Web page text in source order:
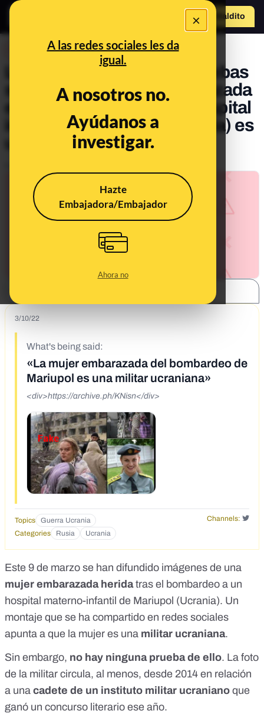
×
A las redes sociales les da
igual.
A nosotros no.
Ayúdanos a
investigar.
Hazte
Embajadora/Embajador
Ahora no
Hazte Maldito
La desinformación sin pruebas
sobre que la mujer embarazada
en el bombardeo de un hospital
infantil de Mariupol (Ucrania) es
una militar ucraniana
3/10/22
What's being said:
«La mujer embarazada del bombardeo de
Mariupol es una militar ucraniana»
<div>https://archive.ph/KNisn</div>
Topics Guerra Ucrania
Channels:
Categories
Rusia Ucrania
Este 9 de marzo se han difundido imágenes de una
mujer embarazada heridatras el bombardeo a un
hospital materno-infantil de Mariupol (Ucrania). Un
montaje que se ha compartido en redes sociales
apunta a que la mujer es una militar ucraniana.
Sin embargo, no hay ninguna prueba de ello. La foto
de la militar circula, al menos, desde 2014 en relación
a una cadete de un instituto militar ucraniano que
ganó un concurso literario ese año.